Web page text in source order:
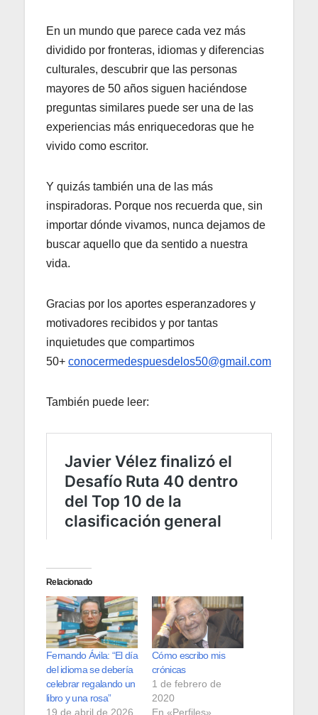
En un mundo que parece cada vez más
dividido por fronteras, idiomas y diferencias
culturales, descubrir que las personas
mayores de 50 años siguen haciéndose
preguntas similares puede ser una de las
experiencias más enriquecedoras que he
vivido como escritor.
Y quizás también una de las más
inspiradoras. Porque nos recuerda que, sin
importar dónde vivamos, nunca dejamos de
buscar aquello que da sentido a nuestra
vida.
Gracias por los aportes esperanzadores y
motivadores recibidos y por tantas
inquietudes que compartimos
50+ conocermedespuesdelos50@gmail.com
También puede leer:
Relacionado
Fernando Ávila: “El día
del idioma se debería
celebrar regalando un
libro y una rosa”
19 de abril de 2026
Cómo escribo mis
crónicas
1 de febrero de
2020
En «Perfiles»